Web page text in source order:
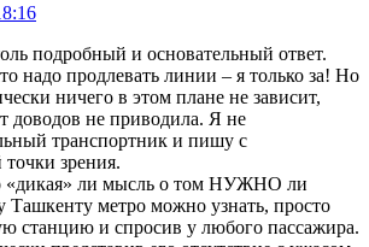
подробный и основательный ответ.
надо продлевать линии – я только за! Но
ничего в этом плане не зависит,
доводов не приводила. Я не
транспортник и пишу с
зрения.
«дикая» ли мысль о том НУЖНО ли
Ташкенту метро можно узнать, просто
станцию и спросив у любого пассажира.